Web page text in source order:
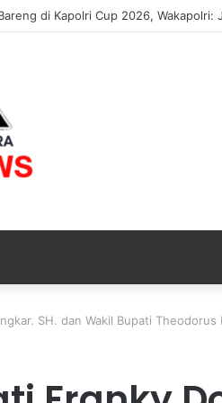
di Kapolri Cup 2026,
SH. dan Wakil Bupati Theodorus